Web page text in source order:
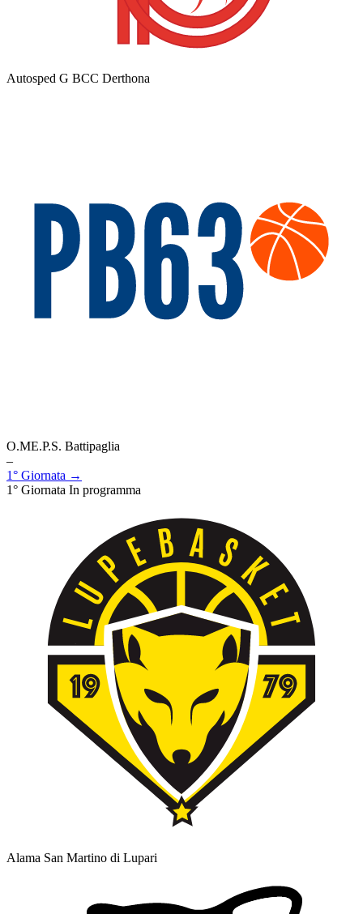
Autosped G BCC Derthona
O.ME.P.S. Battipaglia
–
1° Giornata →
1° Giornata In programma
Alama San Martino di Lupari